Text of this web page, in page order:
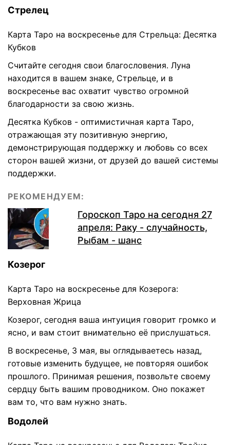
Стрелец
Карта Таро на воскресенье для Стрельца: Десятка
Кубков
Считайте сегодня свои благословения. Луна
находится в вашем знаке, Стрельце, и в
воскресенье вас охватит чувство огромной
благодарности за свою жизнь.
Десятка Кубков - оптимистичная карта Таро,
отражающая эту позитивную энергию,
демонстрирующая поддержку и любовь со всех
сторон вашей жизни, от друзей до вашей системы
поддержки.
РЕКОМЕНДУЕМ:
Гороскоп Таро на сегодня 27
апреля: Раку - случайность,
Рыбам - шанс
Козерог
Карта Таро на воскресенье для Козерога:
Верховная Жрица
Козерог, сегодня ваша интуиция говорит громко и
ясно, и вам стоит внимательно её прислушаться.
В воскресенье, 3 мая, вы оглядываетесь назад,
готовые изменить будущее, не повторяя ошибок
прошлого. Принимая решения, позвольте своему
сердцу быть вашим проводником. Оно покажет
вам то, что вам нужно знать.
Водолей